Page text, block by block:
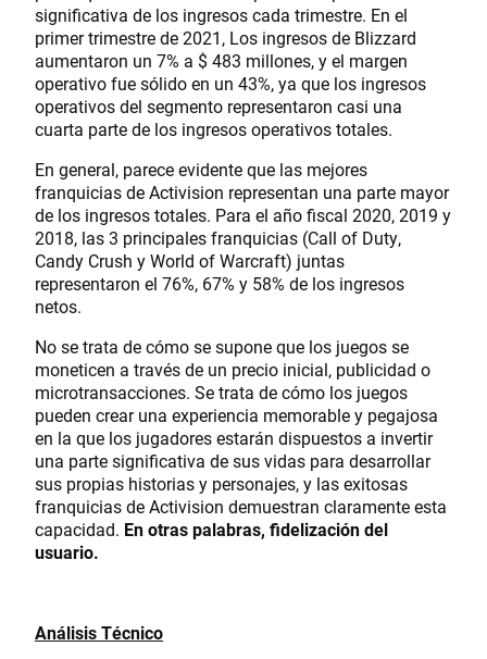
significativa de los ingresos cada trimestre. En el
primer trimestre de 2021, Los ingresos de Blizzard
aumentaron un 7% a $ 483 millones, y el margen
operativo fue sólido en un 43%, ya que los ingresos
operativos del segmento representaron casi una
cuarta parte de los ingresos operativos totales.
En general, parece evidente que las mejores
franquicias de Activision representan una parte mayor
de los ingresos totales. Para el año fiscal 2020, 2019 y
2018, las 3 principales franquicias (Call of Duty,
Candy Crush y World of Warcraft) juntas
representaron el 76%, 67% y 58% de los ingresos
netos.
No se trata de cómo se supone que los juegos se
moneticen a través de un precio inicial, publicidad o
microtransacciones. Se trata de cómo los juegos
pueden crear una experiencia memorable y pegajosa
en la que los jugadores estarán dispuestos a invertir
una parte significativa de sus vidas para desarrollar
sus propias historias y personajes, y las exitosas
franquicias de Activision demuestran claramente esta
capacidad. En otras palabras, fidelización del
usuario.
Análisis Técnico